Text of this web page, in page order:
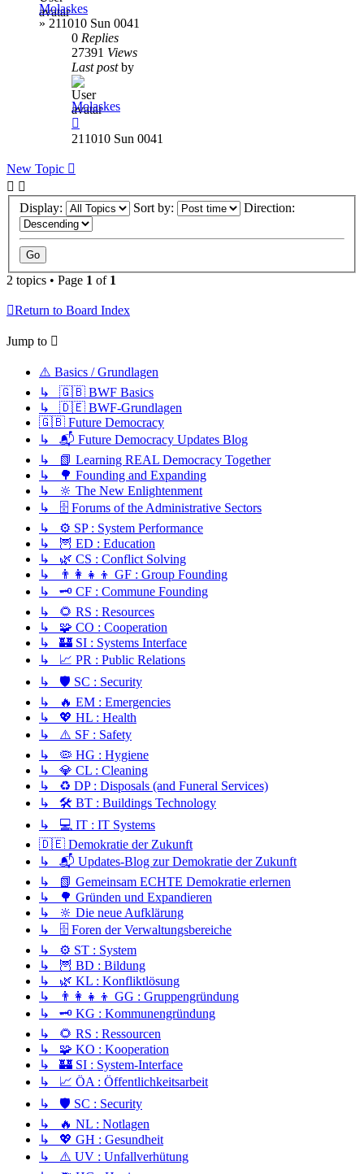
Molaskes
» 211010 Sun 0041
0 Replies
27391 Views
Last postby
Molaskes
211010 Sun 0041
New Topic
Display: Sort by: Direction:
2 topics • Page 1 of 1
Return to Board Index
Jump to
⚠️ Basics / Grundlagen
↳ 🇬🇧 BWF Basics
↳ 🇩🇪 BWF-Grundlagen
🇬🇧 Future Democracy
↳ 📬 Future Democracy Updates Blog
↳ 📗 Learning REAL Democracy Together
↳ 🌳 Founding and Expanding
↳ 🔆 The New Enlightenment
↳ 🗄️ Forums of the Administrative Sectors
↳ ⚙️ SP : System Performance
↳ 🦉 ED : Education
↳ 🌿 CS : Conflict Solving
↳ 👨‍👩‍👧‍👦 GF : Group Founding
↳ 🗝️ CF : Commune Founding
↳ 🌻 RS : Resources
↳ 🧩 CO : Cooperation
↳ 🏰 SI : Systems Interface
↳ 📈 PR : Public Relations
↳ 🛡️ SC : Security
↳ 🔥 EM : Emergencies
↳ 💖 HL : Health
↳ ⚠️ SF : Safety
↳ 🦠 HG : Hygiene
↳ 💎 CL : Cleaning
↳ ♻️ DP : Disposals (and Funeral Services)
↳ 🛠️ BT : Buildings Technology
↳ 💻 IT : IT Systems
🇩🇪 Demokratie der Zukunft
↳ 📬 Updates-Blog zur Demokratie der Zukunft
↳ 📗 Gemeinsam ECHTE Demokratie erlernen
↳ 🌳 Gründen und Expandieren
↳ 🔆 Die neue Aufklärung
↳ 🗄️ Foren der Verwaltungsbereiche
↳ ⚙️ ST : System
↳ 🦉 BD : Bildung
↳ 🌿 KL : Konfliktlösung
↳ 👨‍👩‍👧‍👦 GG : Gruppengründung
↳ 🗝️ KG : Kommunengründung
↳ 🌻 RS : Ressourcen
↳ 🧩 KO : Kooperation
↳ 🏰 SI : System-Interface
↳ 📈 ÖA : Öffentlichkeitsarbeit
↳ 🛡️ SC : Security
↳ 🔥 NL : Notlagen
↳ 💖 GH : Gesundheit
↳ ⚠️ UV : Unfallverhütung